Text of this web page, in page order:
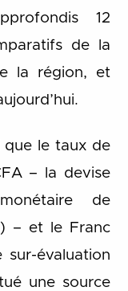
12
de la
la région, et
que le taux de
– la devise
de
– et le Franc
sur-évaluation
une source